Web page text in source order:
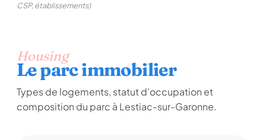
CSP, établissements)
Housing
Le parc immobilier
Types de logements, statut d'occupation et
composition du parc à Lestiac-sur-Garonne.